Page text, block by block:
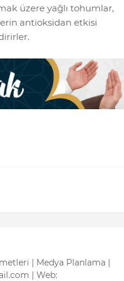
üzere yağlı tohumlar,
antioksidan etkisi
| Medya Planlama |
| Web: